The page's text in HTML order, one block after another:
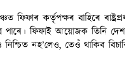
ফিফাৰ কৰ্তৃপক্ষৰ বাহিৰে
পাৰে। ফিফাই আয়োজক তিনি
নহ’লেও, তেওঁ থাকিব